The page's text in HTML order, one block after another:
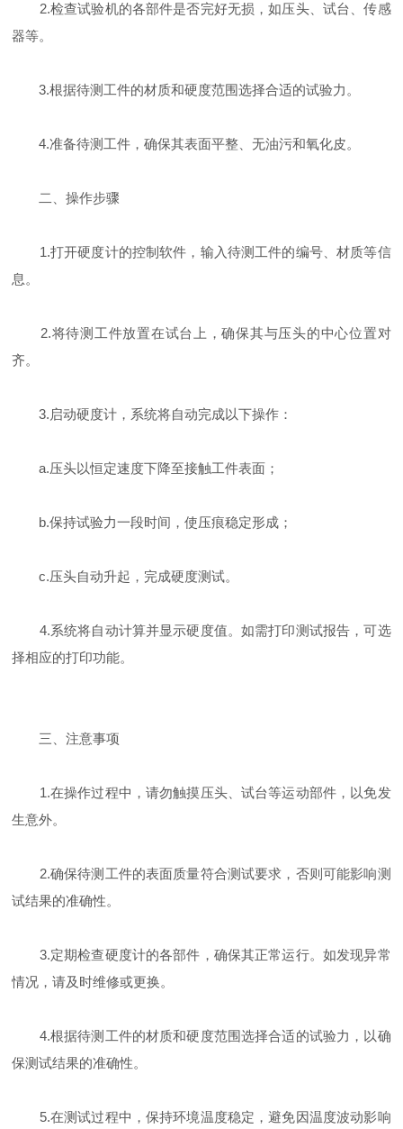
2.检查试验机的各部件是否完好无损，如压头、试台、传感
器等。
3.根据待测工件的材质和硬度范围选择合适的试验力。
4.准备待测工件，确保其表面平整、无油污和氧化皮。
二、操作步骤
1.打开硬度计的控制软件，输入待测工件的编号、材质等信
息。
2.将待测工件放置在试台上，确保其与压头的中心位置对
齐。
3.启动硬度计，系统将自动完成以下操作：
a.压头以恒定速度下降至接触工件表面；
b.保持试验力一段时间，使压痕稳定形成；
c.压头自动升起，完成硬度测试。
4.系统将自动计算并显示硬度值。如需打印测试报告，可选
择相应的打印功能。
三、注意事项
1.在操作过程中，请勿触摸压头、试台等运动部件，以免发
生意外。
2.确保待测工件的表面质量符合测试要求，否则可能影响测
试结果的准确性。
3.定期检查硬度计的各部件，确保其正常运行。如发现异常
情况，请及时维修或更换。
4.根据待测工件的材质和硬度范围选择合适的试验力，以确
保测试结果的准确性。
5.在测试过程中，保持环境温度稳定，避免因温度波动影响